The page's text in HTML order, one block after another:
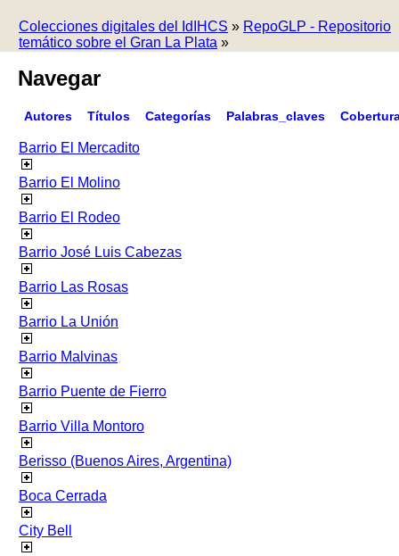
Colecciones digitales del IdIHCS » RepoGLP - Repositorio
temático sobre el Gran La Plata »
Navegar
Autores Títulos Categorías Palabras_claves
Barrio El Mercadito
Barrio El Molino
Barrio El Rodeo
Barrio José Luis Cabezas
Barrio Las Rosas
Barrio La Unión
Barrio Malvinas
Barrio Puente de Fierro
Barrio Villa Montoro
Berisso (Buenos Aires, Argentina)
Boca Cerrada
City Bell